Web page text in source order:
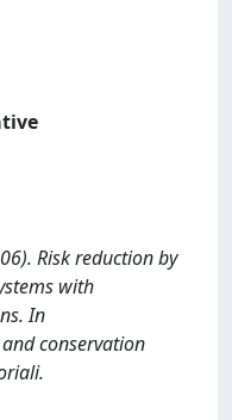
Risk reduction by
with
In
conservation